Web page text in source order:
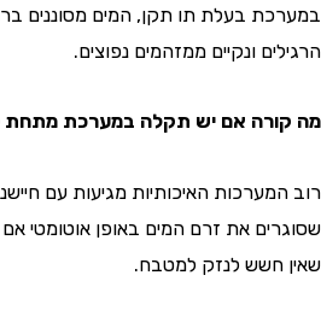
בעלת תו תקן, המים מסוננים ברמה
ונקיים ממזהמים נפוצים.
אם יש תקלה במערכת מתחת
את זרם המים באופן אוטומטי אם
לנזק למטבח.